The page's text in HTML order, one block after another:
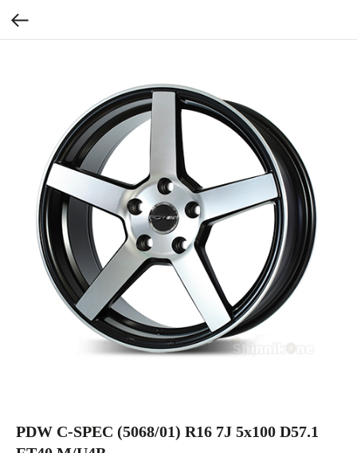
PDW C-SPEC (5068/01) R16 7J 5x100 D57.1